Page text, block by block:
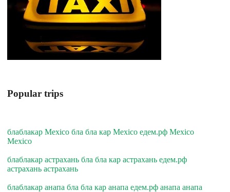
Popular trips
блаблакар Mexico бла бла кар Mexico едем.рф Mexico
Mexico
блаблакар астрахань бла бла кар астрахань едем.рф
астрахань астрахань
блаблакар анапа бла бла кар анапа едем.рф анапа анапа